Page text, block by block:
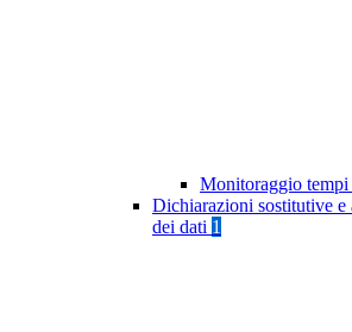
Monitoraggio tempi
Dichiarazioni sostitutive
dei dati 1